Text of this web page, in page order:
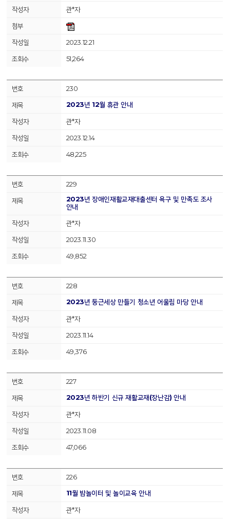
관*자
2023.12.21
51,264
230
2023년 12월 휴관 안내
관*자
2023.12.14
48,225
229
2023년 장애인재활교재대출센터 욕구 및 만족도 조사
안내
관*자
2023.11.30
49,852
228
2023년 둥근세상 만들기 청소년 어울림 마당 안내
관*자
2023.11.14
49,376
227
2023년 하반기 신규 재활교재(장난감) 안내
관*자
2023.11.08
47,066
226
11월 밤놀이터 및 놀이교육 안내
관*자